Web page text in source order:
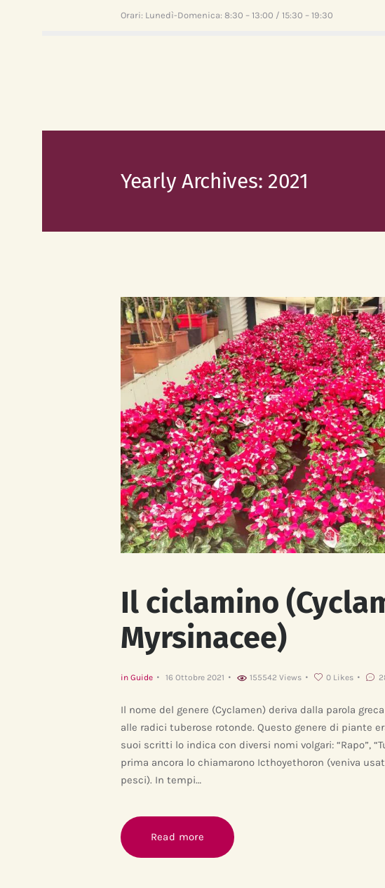
Orari: Lunedì-Domenica: 8:30 – 13:00 / 15:30 – 19:30
Yearly Archives: 2021
Il ciclamino
Myrsinacee)
in Guide 16 Ottobre 2021 155542 Views 0 Likes
Il nome del genere (Cyclamen) deriva dalla parola
alle radici tuberose rotonde. Questo genere di piante
suoi scritti lo indica con diversi nomi volgari: “Rapo”,
prima ancora lo chiamarono Icthoyethoron (veniva
pesci). In tempi…
Read more